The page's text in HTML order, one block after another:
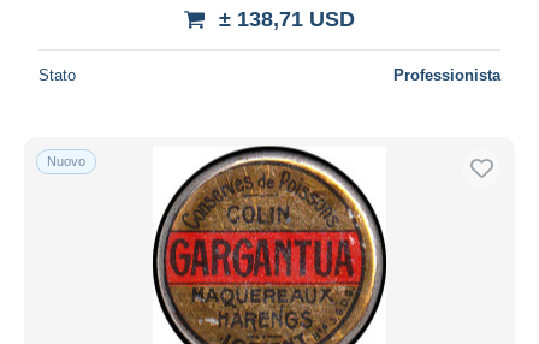
± 138,71 USD
Stato Professionista
Nuovo